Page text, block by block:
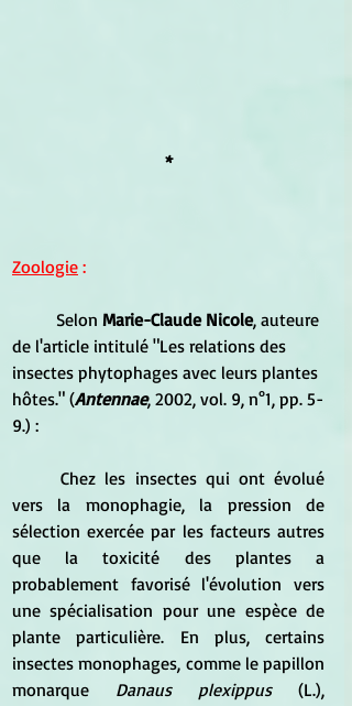
*
Zoologie :
	Selon
Marie-Claude Nicole, auteure
de l'article intitulé "Les relations des
insectes phytophages avec leurs plantes
hôtes." (Antennae, 2002, vol. 9, n°1, pp. 5-
9.) :
	Chez les insectes qui ont évolué
vers la monophagie, la pression de
sélection exercée par les facteurs autres
que la toxicité des plantes a
probablement favorisé l'évolution vers
une spécialisation pour une espèce de
plante particulière. En plus, certains
insectes monophages, comme le papillon
monarque Danaus plexippus (L.),